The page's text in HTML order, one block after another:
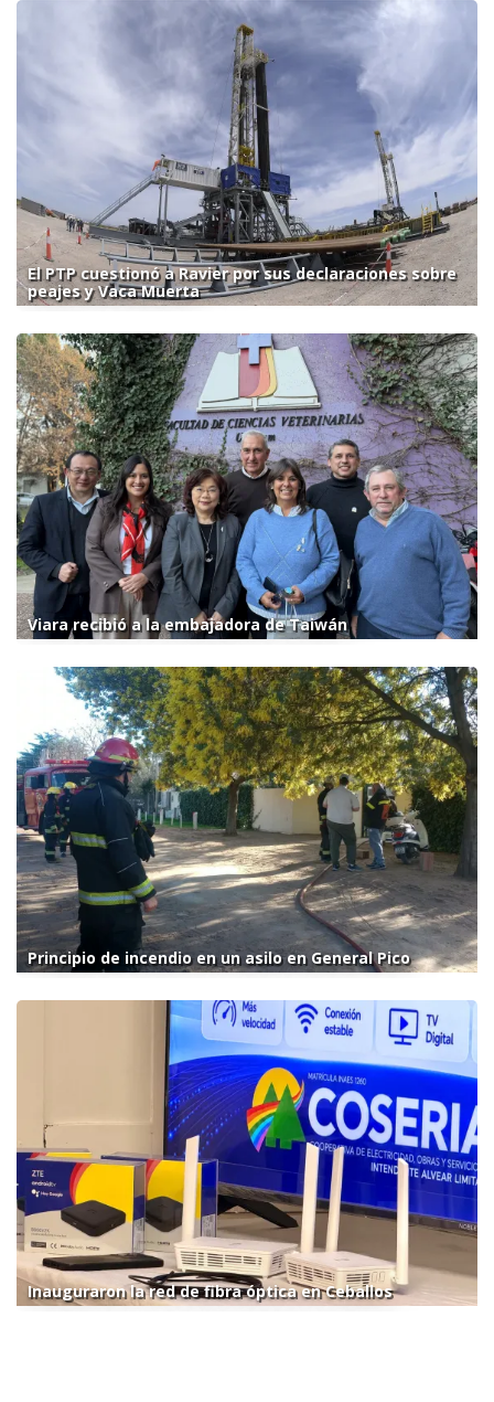
El PTP cuestionó a Ravier por sus declaraciones sobre
peajes y Vaca Muerta
Viara recibió a la embajadora de Taiwán
Principio de incendio en un asilo en General Pico
Inauguraron la red de fibra óptica en Ceballos